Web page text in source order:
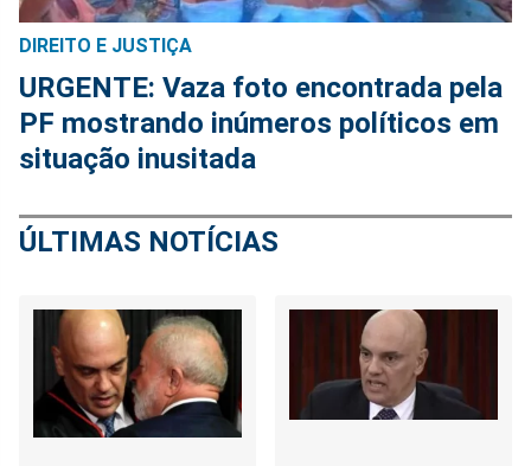
DIREITO E JUSTIÇA
URGENTE: Vaza foto encontrada pela
PF mostrando inúmeros políticos em
situação inusitada
ÚLTIMAS NOTÍCIAS